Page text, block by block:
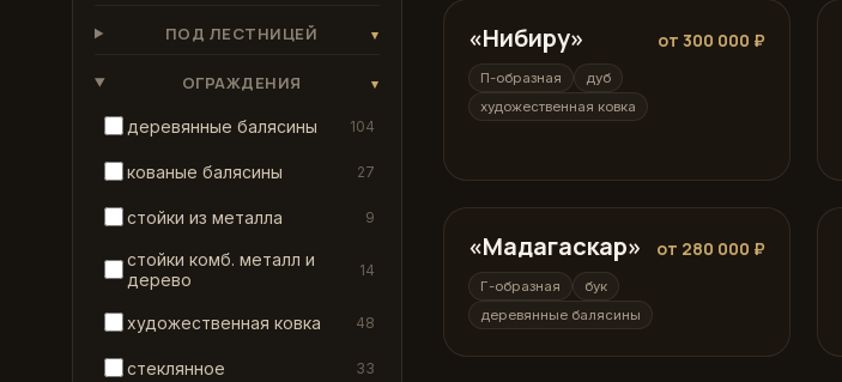
ПОД ЛЕСТНИЦЕЙ ▾
ОГРАЖДЕНИЯ ▾
деревянные балясины 104
кованые балясины 27
стойки из металла 9
стойки комб. металл и
дерево
14
художественная ковка 48
стеклянное 33
П-образная
«Нибиру» от 300 000 ₽
П-образная
дуб
художественная ковка
Г-образная
«Мадагаскар» от 280 000 ₽
Г-образная
бук
деревянные балясины